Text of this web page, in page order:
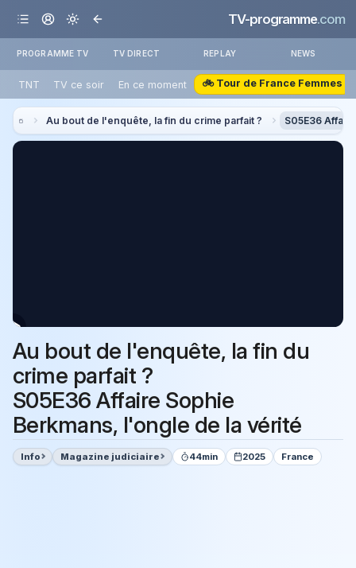
TV-programme.com
PROGRAMME TV TV DIRECT REPLAY NEWS
TNT TV ce soir En ce moment 🚲 Tour de France Femmes
Au bout de l'enquête, la fin du crime parfait ? S05E36
Au bout de l'enquête, la fin du
crime parfait ?
S05E36 Affaire Sophie
Berkmans, l'ongle de la vérité
Info Magazine judiciaire 44min 2025 France